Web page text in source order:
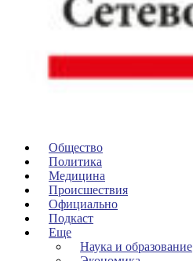
Общество
Политика
Медицина
Происшествия
Официально
Подкаст
Еще
Наука и образование